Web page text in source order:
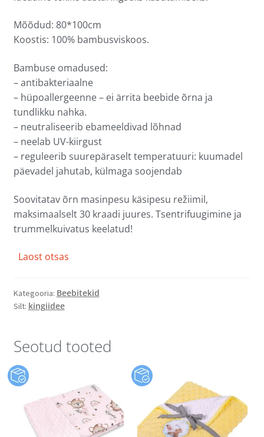
Mõõdud: 80*100cm
Koostis: 100% bambusviskoos.
Bambuse omadused:
– antibakteriaalne
– hüpoallergeenne – ei ärrita beebide õrna ja
tundlikku nahka.
– neutraliseerib ebameeldivad lõhnad
– neelab UV-kiirgust
– reguleerib suurepäraselt temperatuuri: kuumadel
päevadel jahutab, külmaga soojendab
Soovitatav õrn masinpesu käsipesu režiimil,
maksimaalselt 30 kraadi juures. Tsentrifuugimine ja
trummelkuivatus keelatud!
Laost otsas
Kategooria: Beebitekid
Silt: kingiidee
Seotud tooted